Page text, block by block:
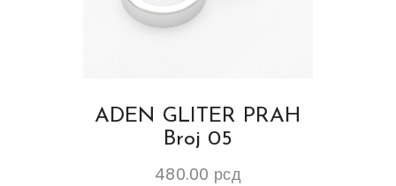
ADEN GLITER PRAH
Broj 05
480.00 рсд